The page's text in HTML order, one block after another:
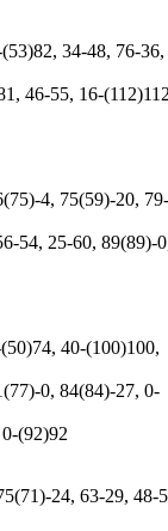
34-48, 76-36,
46-55, 16-
4, 75(59)-20, 79-
54, 25-60, 89(89)-
40-(100)100,
0, 84(84)-27, 0-
(92)92
24, 63-29, 48-